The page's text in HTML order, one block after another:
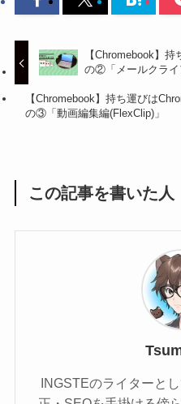
【Chromebook】
の②「メールクライ
【Chromebook】持ち運びは
の③「動画編集編(FlexClip)」
この記事を書いた人
INGSTEのライターと